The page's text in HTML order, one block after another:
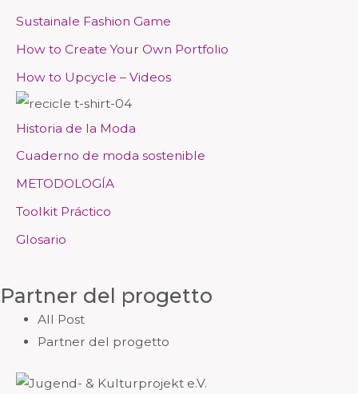
Sustainale Fashion Game
How to Create Your Own Portfolio
How to Upcycle – Videos
Historia de la Moda
Cuaderno de moda sostenible
METODOLOGÍA
Toolkit Práctico
Glosario
Partner del progetto
All Post
Partner del progetto